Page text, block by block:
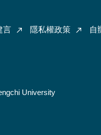
言 隱私權政策 自
University